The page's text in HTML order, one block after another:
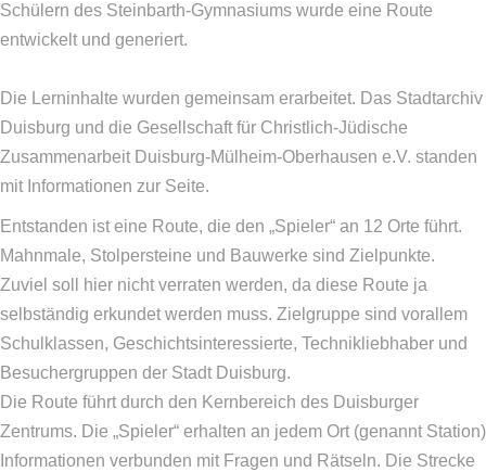
Schülern des Steinbarth-Gymnasiums wurde eine Route
entwickelt und generiert.
Die Lerninhalte wurden gemeinsam erarbeitet. Das Stadtarchiv
Duisburg und die Gesellschaft für Christlich-Jüdische
Zusammenarbeit Duisburg-Mülheim-Oberhausen e.V. standen
mit Informationen zur Seite.
Entstanden ist eine Route, die den „Spieler“ an 12 Orte führt.
Mahnmale, Stolpersteine und Bauwerke sind Zielpunkte.
Zuviel soll hier nicht verraten werden, da diese Route ja
selbständig erkundet werden muss. Zielgruppe sind vorallem
Schulklassen, Geschichtsinteressierte, Technikliebhaber und
Besuchergruppen der Stadt Duisburg.
Die Route führt durch den Kernbereich des Duisburger
Zentrums. Die „Spieler“ erhalten an jedem Ort (genannt Station)
Informationen verbunden mit Fragen und Rätseln. Die Strecke